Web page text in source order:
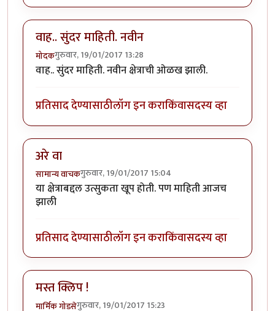
वाह.. सुंदर माहिती. नवीन
मोदकगुरुवार, 19/01/2017 13:28
वाह.. सुंदर माहिती. नवीन क्षेत्राची ओळख झाली.
प्रतिसाद देण्यासाठीलॉग इन कराकिंवासदस्य व्हा
अरे वा
सामान्य वाचकगुरुवार, 19/01/2017 15:04
या क्षेत्राबद्दल उत्सुकता खूप होती. पण माहिती आजच
झाली
प्रतिसाद देण्यासाठीलॉग इन कराकिंवासदस्य व्हा
मस्त क्लिप !
मार्मिक गोडसेगुरुवार, 19/01/2017 15:23